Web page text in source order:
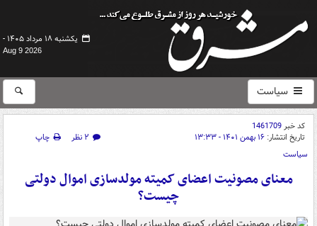
یکشنبه ۱۸ مرداد ۱۴۰۵ -
Aug 9 2026
سیاست
کد خبر1461709
تاریخ انتشار: ۱۶ بهمن ۱۴۰۱ - ۱۳:۳۳ ۲ نظر
چاپ
سیاست
معنای مصونیت اعضای کمیته مولدسازی اموال دولتی
چیست؟